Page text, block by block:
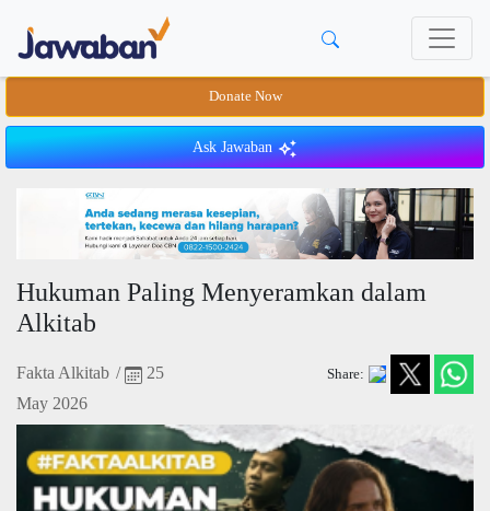
Donate Now
Ask Jawaban
Hukuman Paling Menyeramkan dalam
Alkitab
Fakta Alkitab /
25
May 2026
Share: